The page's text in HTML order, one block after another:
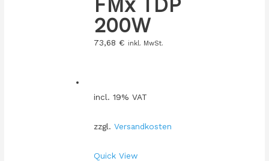
200W
73,68 € inkl. MwSt.
incl. 19% VAT
zzgl. Versandkosten
Quick View